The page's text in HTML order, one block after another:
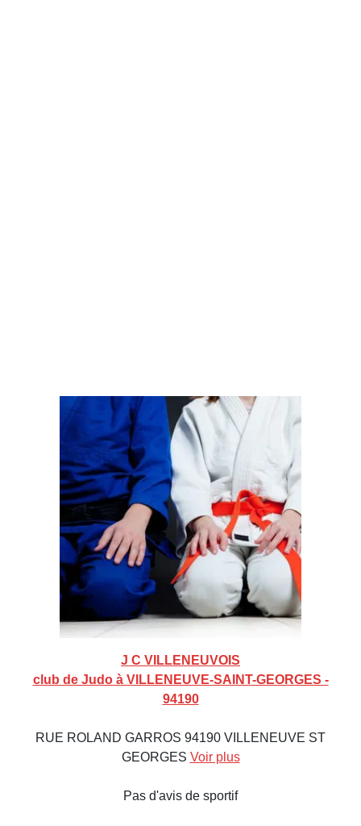
J C VILLENEUVOIS
club de Judo à VILLENEUVE-SAINT-GEORGES -
94190
RUE ROLAND GARROS 94190 VILLENEUVE ST
GEORGES Voir plus
Pas d'avis de sportif